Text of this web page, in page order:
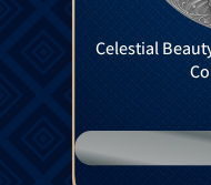
Celestial